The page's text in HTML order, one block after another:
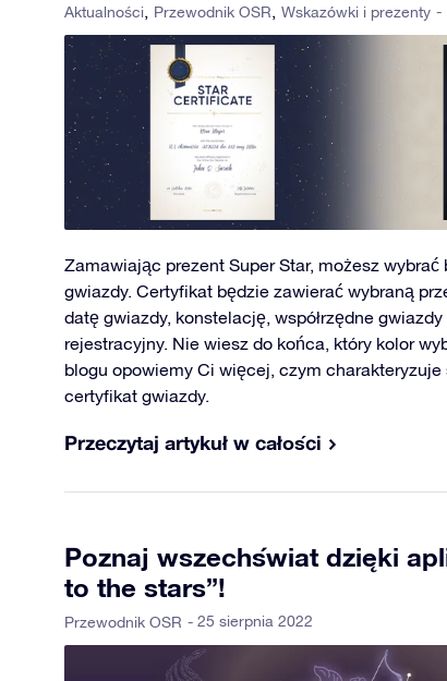
Aktualności Przewodnik OSR Wskazówki i prezenty -
Zamawiając prezent Super Star, możesz wybrać
gwiazdy. Certyfikat będzie zawierać wybraną
datę gwiazdy, konstelację, współrzędne
rejestracyjny. Nie wiesz do końca, który kolor
blogu opowiemy Ci więcej, czym charakteryzuje
certyfikat gwiazdy.
Przeczytaj artykuł w całości
Poznaj wszechświat dzięki
to the stars”!
Przewodnik OSR - 25 sierpnia 2022